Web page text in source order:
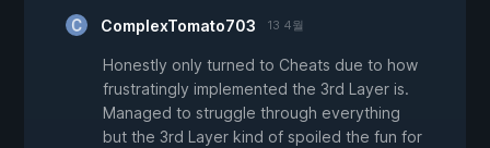
ComplexTomato703 13 4월
Honestly only turned to Cheats due to how
frustratingly implemented the 3rd Layer is.
Managed to struggle through everything
but the 3rd Layer kind of spoiled the fun for